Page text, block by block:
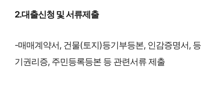
2.대출신청 및 서류제출
-매매계약서, 건물(토지)등기부등본, 인감증명서, 등
기권리증, 주민등록등본 등 관련서류 제출